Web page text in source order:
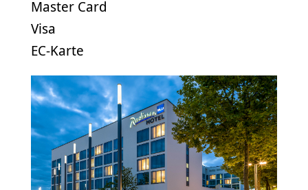
Master Card
Visa
EC-Karte